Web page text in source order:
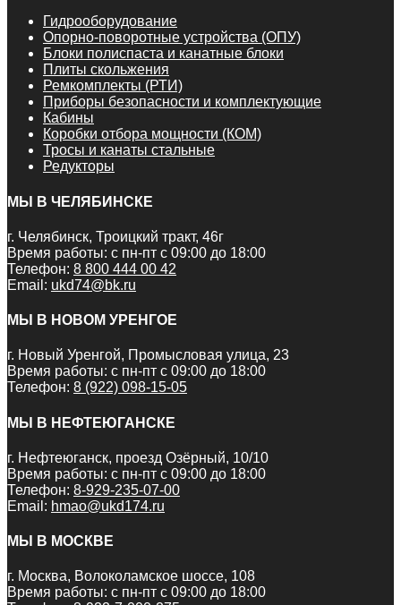
Гидрооборудование
Опорно-поворотные устройства (ОПУ)
Блоки полиспаста и канатные блоки
Плиты скольжения
Ремкомплекты (РТИ)
Приборы безопасности и комплектующие
Кабины
Коробки отбора мощности (КОМ)
Тросы и канаты стальные
Редукторы
МЫ В ЧЕЛЯБИНСКЕ
г. Челябинск, Троицкий тракт, 46г
Время работы: с пн-пт с 09:00 до 18:00
Телефон: 8 800 444 00 42
Email: ukd74@bk.ru
МЫ В НОВОМ УРЕНГОЕ
г. Новый Уренгой, Промысловая улица, 23
Время работы: с пн-пт с 09:00 до 18:00
Телефон: 8 (922) 098-15-05
МЫ В НЕФТЕЮГАНСКЕ
г. Нефтеюганск, проезд Озёрный, 10/10
Время работы: с пн-пт с 09:00 до 18:00
Телефон: 8-929-235-07-00
Email: hmao@ukd174.ru
МЫ В МОСКВЕ
г. Москва, Волоколамское шоссе, 108
Время работы: с пн-пт с 09:00 до 18:00